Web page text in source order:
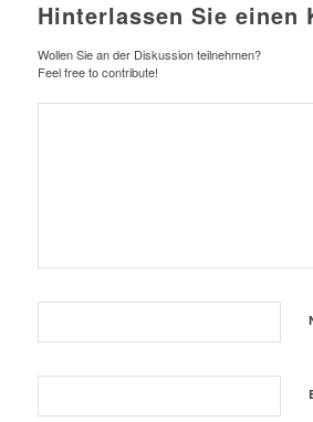
Hinterlassen Sie einen
Wollen Sie an der Diskussion teilnehmen?
Feel free to contribute!